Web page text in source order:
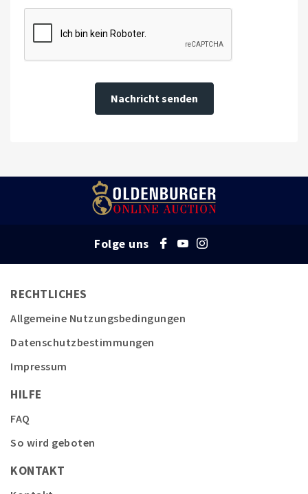
Nachricht senden
Folge uns
RECHTLICHES
Allgemeine Nutzungsbedingungen
Datenschutzbestimmungen
Impressum
HILFE
FAQ
So wird geboten
KONTAKT